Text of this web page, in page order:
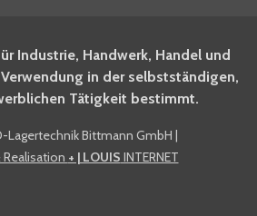
Newsletter Fachwissen
anmelden.
möchte mich für den
Shop-Newsletter
Industrie, Handwerk, Handel und
in der selbstständigen,
Tätigkeit bestimmt.
Lagertechnik Bittmann GmbH |
+ | LOUIS INTERNET